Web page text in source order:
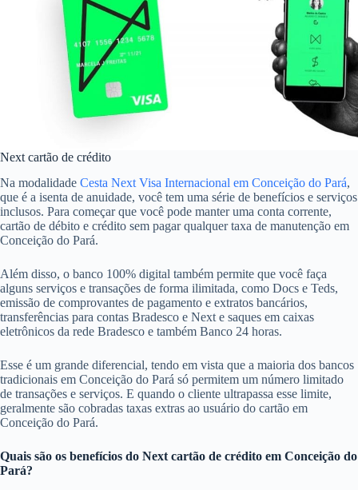
Next cartão de crédito
Na modalidade Cesta Next Visa Internacional em Conceição do Pará,
que é a isenta de anuidade, você tem uma série de benefícios e serviços
inclusos. Para começar que você pode manter uma conta corrente,
cartão de débito e crédito sem pagar qualquer taxa de manutenção em
Conceição do Pará.
Além disso, o banco 100% digital também permite que você faça
alguns serviços e transações de forma ilimitada, como Docs e Teds,
emissão de comprovantes de pagamento e extratos bancários,
transferências para contas Bradesco e Next e saques em caixas
eletrônicos da rede Bradesco e também Banco 24 horas.
Esse é um grande diferencial, tendo em vista que a maioria dos bancos
tradicionais em Conceição do Pará só permitem um número limitado
de transações e serviços. E quando o cliente ultrapassa esse limite,
geralmente são cobradas taxas extras ao usuário do cartão em
Conceição do Pará.
Quais são os benefícios do Next cartão de crédito em Conceição do
Pará?